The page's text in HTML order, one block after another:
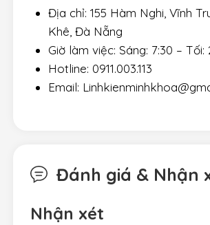
Địa chỉ: 155 Hàm Nghi, Vĩnh
Khê, Đà Nẵng
Giờ làm việc: Sáng: 7:30 – Tối:
Hotline: 0911.003.113
Email:
Đánh giá & Nhận
Nhận xét